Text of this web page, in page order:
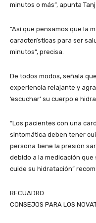
minutos o más”, apunta
“Así que pensamos que la
características para ser
minutos”, precisa.
De todos modos, señala
experiencia relajante y
‘escuchar’ su cuerpo e
“Los pacientes con una
sintomática deben tener
persona tiene la presión
debido a la medicación
cuide su hidratación”
RECUADRO.
CONSEJOS PARA LOS